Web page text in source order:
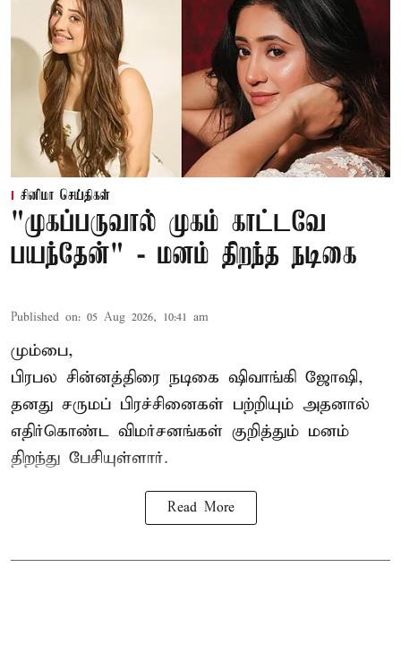
சினிமா செய்திகள்
"முகப்பருவால் முகம் காட்டவே
பயந்தேன்" - மனம் திறந்த நடிகை
Published on: 05 Aug 2026, 10:41 am
மும்பை,
பிரபல சின்னத்திரை நடிகை ஷிவாங்கி ஜோஷி,
தனது சருமப் பிரச்சினைகள் பற்றியும் அதனால்
எதிர்கொண்ட விமர்சனங்கள் குறித்தும் மனம்
திறந்து பேசியுள்ளார்.
Read More